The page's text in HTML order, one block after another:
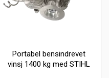
Portabel bensindrevet
vinsj 1400 kg med STIHL